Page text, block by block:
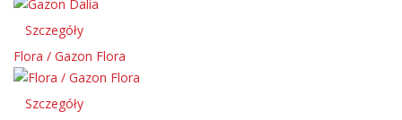
Szczegóły
Flora / Gazon Flora
Szczegóły